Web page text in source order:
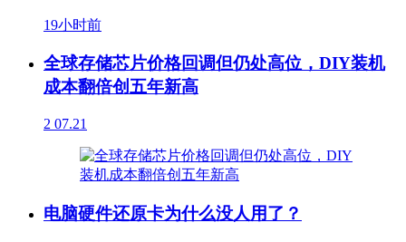
19小时前
全球存储芯片价格回调但仍处高位，DIY装机
成本翻倍创五年新高
2 07.21
电脑硬件还原卡为什么没人用了？